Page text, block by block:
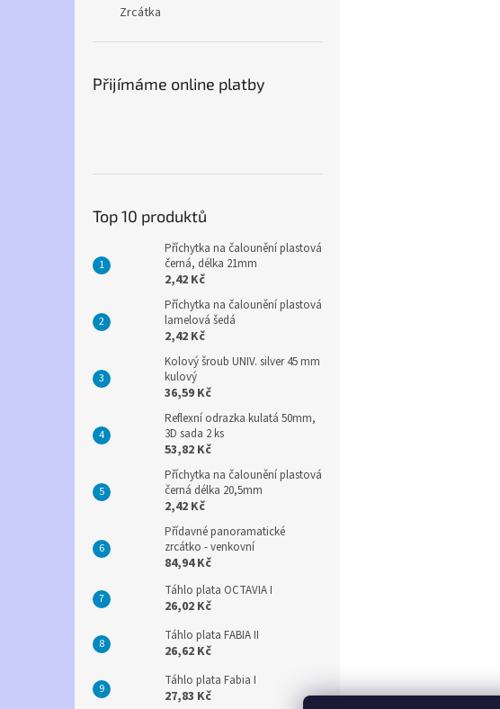
Zrcátka
Přijímáme online platby
Top 10 produktů
Příchytka na čalounění plastová
černá, délka 21mm
2,42 Kč
Příchytka na čalounění plastová
lamelová šedá
2,42 Kč
Kolový šroub UNIV. silver 45 mm
kulový
36,59 Kč
Reflexní odrazka kulatá 50mm,
3D sada 2 ks
53,82 Kč
Příchytka na čalounění plastová
černá délka 20,5mm
2,42 Kč
Přídavné panoramatické
zrcátko - venkovní
84,94 Kč
Táhlo plata OCTAVIA I
26,02 Kč
Táhlo plata FABIA II
26,62 Kč
Táhlo plata Fabia I
27,83 Kč